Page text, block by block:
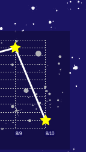
8/9 8/10